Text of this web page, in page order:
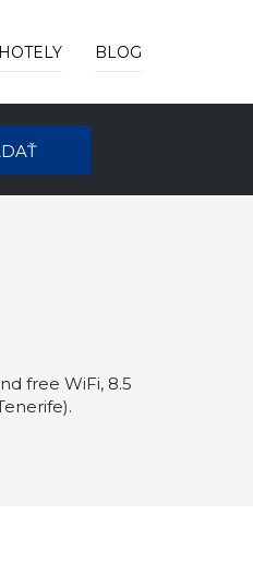
HOTELY BLOG
free WiFi, 8.5